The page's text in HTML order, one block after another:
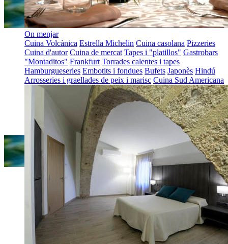
On menjar
Cuina Volcànica Estrella Michelin Cuina casolana Pizzeries
Cuina d'autor Cuina de mercat Tapes i "platillos" Gastrobars
"Montaditos" Frankfurt Torrades calentes i tapes
Hamburgueseries Embotits i fondues Bufets Japonès Hindú
Arrosseries i graellades de peix i marisc Cuina Sud Americana